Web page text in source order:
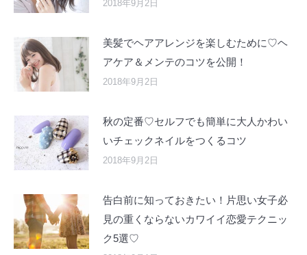
2018年9月2日
美髪でヘアアレンジを楽しむために♡ヘ
アケア＆メンテのコツを公開！
2018年9月2日
秋の定番♡セルフでも簡単に大人かわい
いチェックネイルをつくるコツ
2018年9月2日
告白前に知っておきたい！片思い女子必
見の重くならないカワイイ恋愛テクニッ
ク5選♡